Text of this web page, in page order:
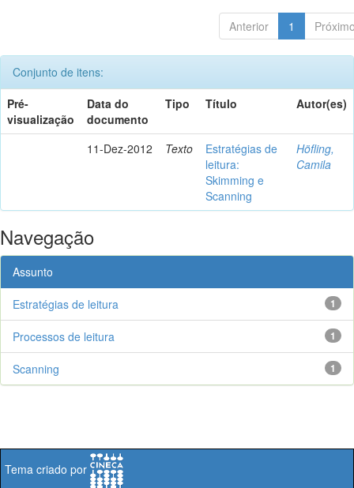
Anterior 1
Conjunto de itens:
Pré-
visualização
Data do
documento
Tipo Título Autor(es)
11-Dez-2012 Texto
Estratégias de
leitura:
Skimming e
Scanning
Höfling,
Camila
Navegação
Assunto
1
Estratégias de leitura
1
Processos de leitura
1
Scanning
Tema criado por